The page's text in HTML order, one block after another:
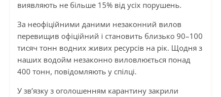
виявляють не більше 15% від усіх порушень.
За неофіційними даними незаконний вилов
перевищив офіційний і становить близько 90–100
тисяч тонн водних живих ресурсів на рік. Щодня з
наших водойм незаконно виловлюється понад
400 тонн, повідомляють у спілці.
У зв’язку з оголошенням карантину закрили